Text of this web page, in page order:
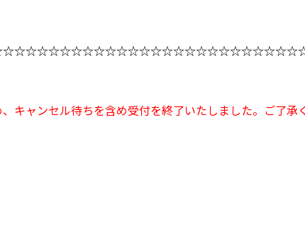
キャンセル待ちを含め受付を終了いたしました。ご了承